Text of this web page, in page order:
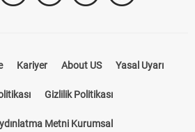
Kariyer About US Yasal Uyarı
Gizlilik Politikası
Metni Kurumsal